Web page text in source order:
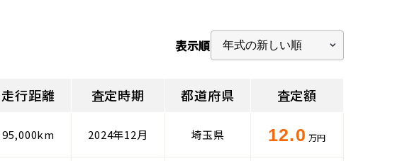
表示順
走行距離 査定時期 都道府県 査定額
95,000km 2024年12月 埼玉県 12.0 万円